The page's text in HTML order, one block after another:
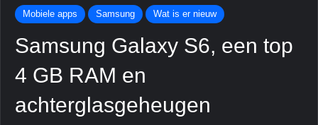
Mobiele apps Samsung Wat is er nieuw
Samsung Galaxy S6, een top
4 GB RAM en
achterglasgeheugen